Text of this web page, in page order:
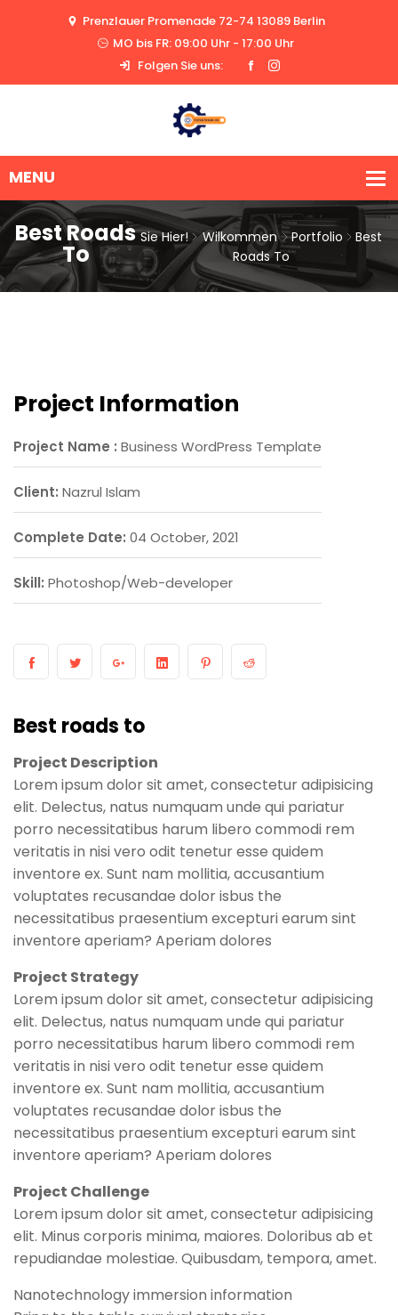
Prenzlauer Promenade 72-74 13089 Berlin
MO bis FR: 09:00 Uhr - 17:00 Uhr
Folgen Sie uns:
Best Roads
To
Sie Hier! Wilkommen Portfolio
Best
Roads To
Project Information
Project Name : Business WordPress Template
Client: Nazrul Islam
Complete Date: 04 October, 2021
Skill: Photoshop/Web-developer
Best roads to
Project Description
Lorem ipsum dolor sit amet, consectetur adipisicing
elit. Delectus, natus numquam unde qui pariatur
porro necessitatibus harum libero commodi rem
veritatis in nisi vero odit tenetur esse quidem
inventore ex. Sunt nam mollitia, accusantium
voluptates recusandae dolor isbus the
necessitatibus praesentium excepturi earum sint
inventore aperiam? Aperiam dolores
Project Strategy
Lorem ipsum dolor sit amet, consectetur adipisicing
elit. Delectus, natus numquam unde qui pariatur
porro necessitatibus harum libero commodi rem
veritatis in nisi vero odit tenetur esse quidem
inventore ex. Sunt nam mollitia, accusantium
voluptates recusandae dolor isbus the
necessitatibus praesentium excepturi earum sint
inventore aperiam? Aperiam dolores
Project Challenge
Lorem ipsum dolor sit amet, consectetur adipisicing
elit. Minus corporis minima, maiores. Doloribus ab et
repudiandae molestiae. Quibusdam, tempora, amet.
Nanotechnology immersion information